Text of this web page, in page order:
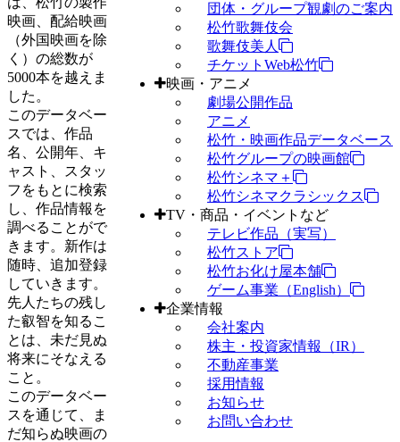
団体・グループ観劇のご案内
松竹歌舞伎会
歌舞伎美人
チケットWeb松竹
映画・アニメ
劇場公開作品
アニメ
松竹・映画作品データベース
松竹グループの映画館
松竹シネマ＋
松竹シネマクラシックス
TV・商品・イベントなど
テレビ作品（実写）
松竹ストア
松竹お化け屋本舗
ゲーム事業（English）
企業情報
会社案内
株主・投資家情報（IR）
不動産事業
採用情報
お知らせ
お問い合わせ
映画、配給映画
（外国映画を除
く）の総数が
5000本を越えま
した。
このデータベー
スでは、作品
名、公開年、キ
ャスト、スタッ
フをもとに検索
し、作品情報を
調べることがで
きます。新作は
随時、追加登録
していきます。
先人たちの残し
た叡智を知るこ
とは、未だ見ぬ
将来にそなえる
こと。
このデータベー
スを通じて、ま
だ知らぬ映画の